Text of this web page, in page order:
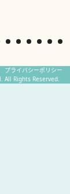
プライバシーポリシー
All Rights Reserved.